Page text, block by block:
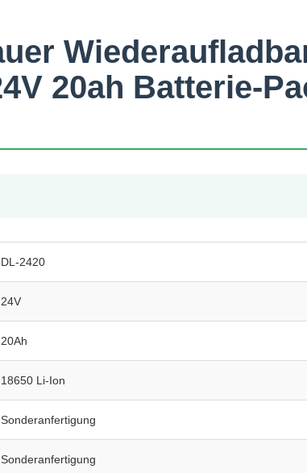
20ah Batterie-
DL-2420
24V
20Ah
18650 Li-Ion
Sonderanfertigung
Sonderanfertigung